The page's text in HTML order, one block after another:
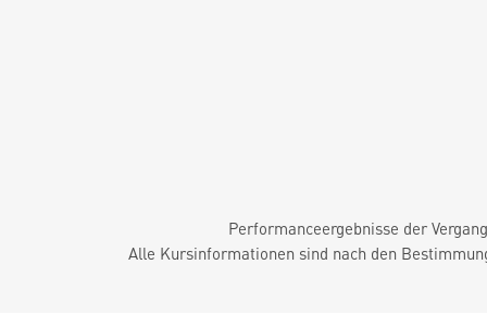
Performanceergebnisse der
Alle Kursinformationen sind nach den